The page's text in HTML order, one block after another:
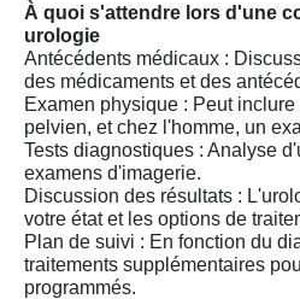
À quoi s'attendre lors d'une
urologie
Antécédents médicaux :
des médicaments et des
Examen physique : Peut
pelvien, et chez l'homme, un
Tests diagnostiques : Analyse
examens d'imagerie.
Discussion des résultats :
votre état et les options de
Plan de suivi : En fonction du
traitements supplémentaires
programmés.